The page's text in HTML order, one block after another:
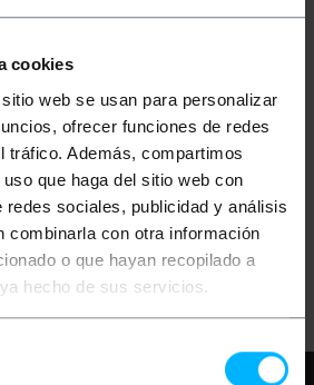
cookies
web se usan para personalizar
ofrecer funciones de redes
tráfico. Además, compartimos
que haga del sitio web con
redes sociales, publicidad y análisis
combinarla con otra información
o que hayan recopilado a
hecho de sus servicios.
€
REF:
RE071
rack 10" con 3 prese
schuko e connettore
C14
PVP
20,98€
20,98 €IVA inc.
PVD
16,39
REF: RE072
FAMMI SAPERE
QUANDO CI SONO